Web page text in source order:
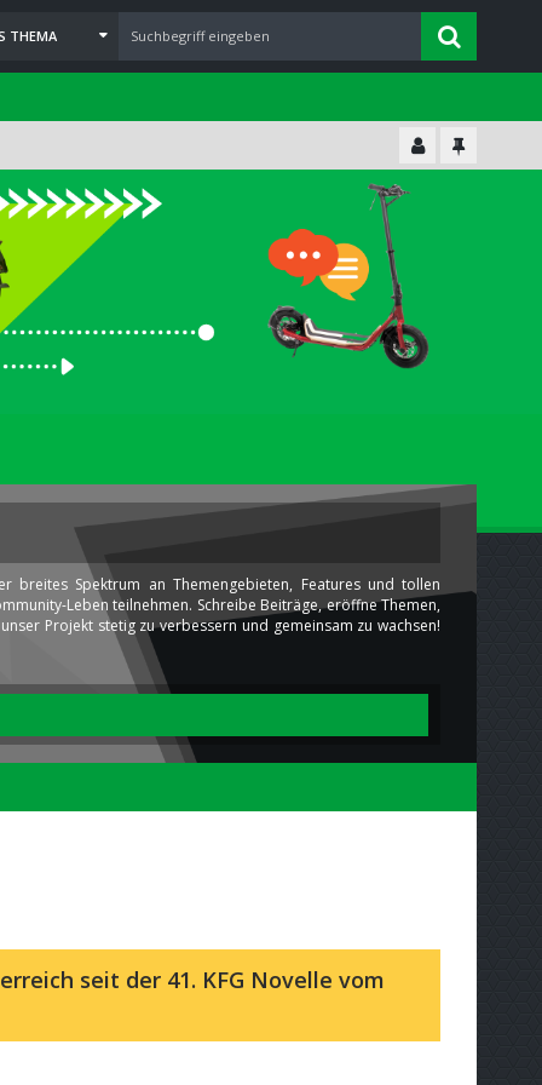
THEMA
Spektrum an Themengebieten, Features und tollen
Leben teilnehmen. Schreibe Beiträge, eröffne Themen,
Projekt stetig zu verbessern und gemeinsam zu wachsen!
seit der 41. KFG Novelle vom